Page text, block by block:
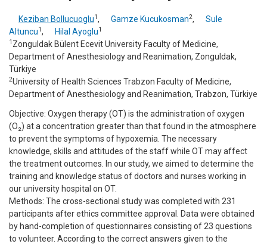
Keziban Bollucuoglu1, Gamze Kucukosman2,
Sule
Altuncu1, Hilal Ayoglu1
1 Zonguldak Bülent Ecevit University Faculty of Medicine,
Department of Anesthesiology and Reanimation, Zonguldak,
Türkiye
2University of Health Sciences Trabzon Faculty of Medicine,
Department of Anesthesiology and Reanimation, Trabzon, Türkiye
Objective: Oxygen therapy (OT) is the administration of oxygen
(O₂) at a concentration greater than that found in the atmosphere
to prevent the symptoms of hypoxemia. The necessary
knowledge, skills and attitudes of the staff while OT may affect
the treatment outcomes. In our study, we aimed to determine the
training and knowledge status of doctors and nurses working in
our university hospital on OT.
Methods: The cross-sectional study was completed with 231
participants after ethics committee approval. Data were obtained
by hand-completion of questionnaires consisting of 23 questions
to volunteer. According to the correct answers given to the